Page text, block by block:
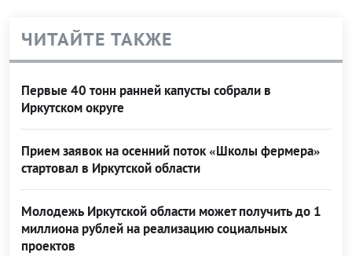
ЧИТАЙТЕ ТАКЖЕ
Первые 40 тонн ранней капусты собрали в
Иркутском округе
Прием заявок на осенний поток «Школы фермера»
стартовал в Иркутской области
Молодежь Иркутской области может получить до 1
миллиона рублей на реализацию социальных
проектов